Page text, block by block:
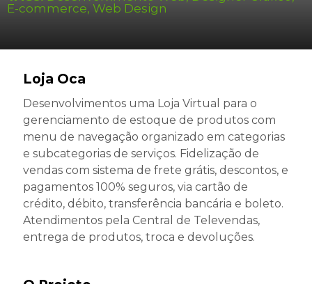
E-commerce, Web Design
Loja Oca
Desenvolvimentos uma Loja Virtual para o
gerenciamento de estoque de produtos com
menu de navegação organizado em categorias
e subcategorias de serviços. Fidelização de
vendas com sistema de frete grátis, descontos, e
pagamentos 100% seguros, via cartão de
crédito, débito, transferência bancária e boleto.
Atendimentos pela Central de Televendas,
entrega de produtos, troca e devoluções.